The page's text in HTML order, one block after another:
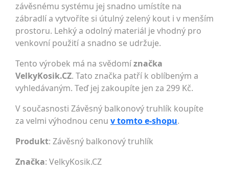
závěsnému systému jej snadno umístíte na
zábradlí a vytvoříte si útulný zelený kout i v menším
prostoru. Lehký a odolný materiál je vhodný pro
venkovní použití a snadno se udržuje.
Tento výrobek má na svědomíznačka
VelkyKosik.CZ. Tato značka patří k oblíbeným a
vyhledávaným. Teď jej zakoupíte jen za 299 Kč.
V současnosti Závěsný balkonový truhlík koupíte
za velmi výhodnou cenu v tomto e-shopu.
Produkt: Závěsný balkonový truhlík
Značka: VelkyKosik.CZ